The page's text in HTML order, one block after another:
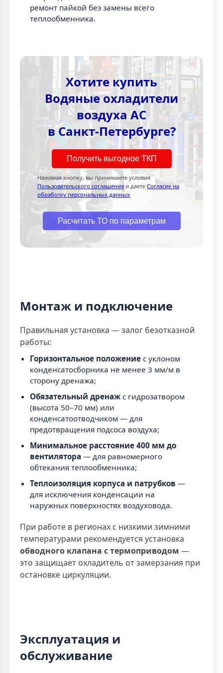
ремонт пайкой без замены всего
теплообменника.
Хотите купить
Водяные охладители
воздуха AC
в Санкт-Петербурге?
Получить выгодное ТКП
Нажимая кнопку, вы принимаете условия
Пользовательского соглашения и даете Согласие на
обработку персональных данных
Расчитать ТО по параметрам
Монтаж и подключение
Правильная установка — залог безотказной
работы:
Горизонтальное положение с уклоном
конденсатосборника не менее 3 мм/м в
сторону дренажа;
Обязательный дренаж с гидрозатвором
(высота 50–70 мм) или
конденсатоотводчиком — для
предотвращения подсоса воздуха;
Минимальное расстояние 400 мм до
вентилятора — для равномерного
обтекания теплообменника;
Теплоизоляция корпуса и патрубков —
для исключения конденсации на
наружных поверхностях воздуховода.
При работе в регионах с низкими зимними
температурами рекомендуется установка
обводного клапана с термоприводом —
это защищает охладитель от замерзания при
остановке циркуляции.
Эксплуатация и
обслуживание